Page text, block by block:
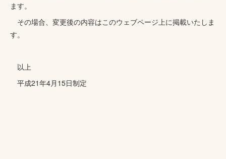
ます。
その場合、変更後の内容はこのウェブページ上に掲載いたしま
す。
以上
平成21年4月15日制定